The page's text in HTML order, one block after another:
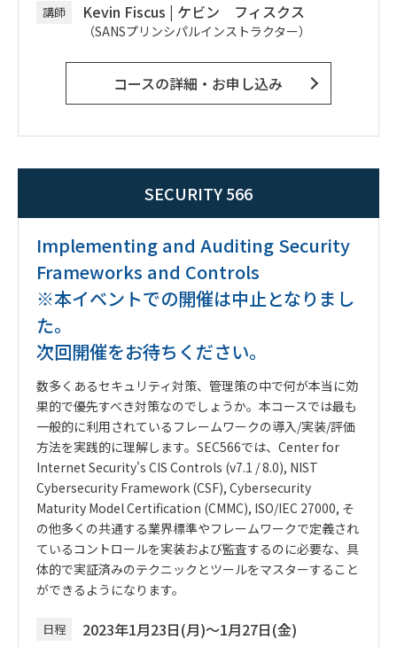
講師 Kevin Fiscus | ケビン フィスクス
（SANSプリンシパルインストラクター）
コースの詳細・お申し込み
SECURITY 566
Implementing and Auditing Security
Frameworks and Controls
※本イベントでの開催は中止となりまし
た。
次回開催をお待ちください。
数多くあるセキュリティ対策、管理策の中で何が本当に効
果的で優先すべき対策なのでしょうか。本コースでは最も
一般的に利用されているフレームワークの導入/実装/評価
方法を実践的に理解します。 SEC566では、 Center for
Internet Security's CIS Controls (v7.1 / 8.0), NIST
Cybersecurity Framework (CSF), Cybersecurity
Maturity Model Certification (CMMC), ISO/IEC 27000, そ
の他多くの共通する業界標準やフレームワークで定義され
ているコントロールを実装および監査するのに必要な、具
体的で実証済みのテクニックとツールをマスターすること
ができるようになります。
日程 2023年1月23日(月)～1月27日(金)